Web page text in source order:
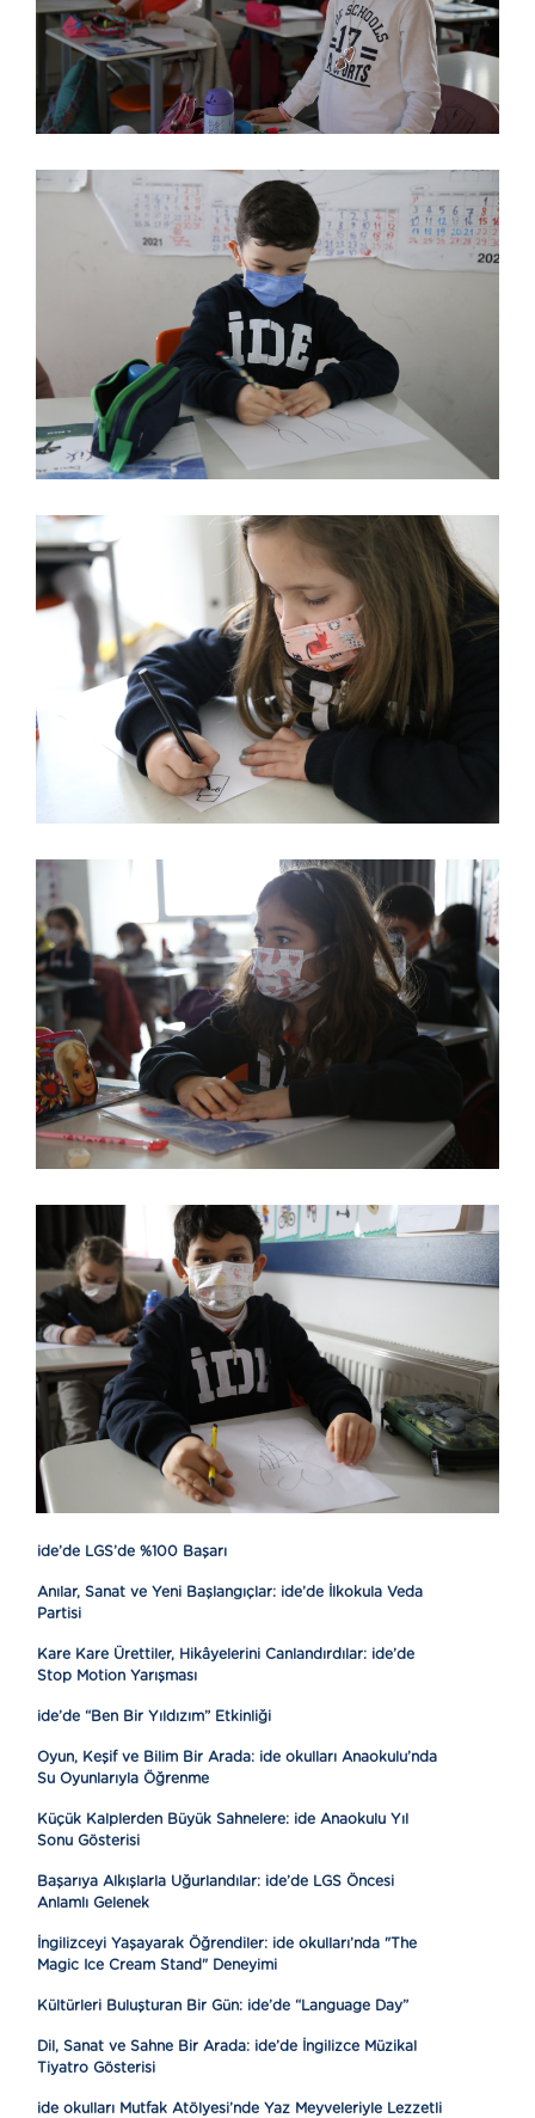
ide’de LGS’de %100 Başarı
Anılar, Sanat ve Yeni Başlangıçlar: ide’de İlkokula Veda
Partisi
Kare Kare Ürettiler, Hikâyelerini Canlandırdılar: ide’de
Stop Motion Yarışması
ide’de “Ben Bir Yıldızım” Etkinliği
Oyun, Keşif ve Bilim Bir Arada: ide okulları Anaokulu’nda
Su Oyunlarıyla Öğrenme
Küçük Kalplerden Büyük Sahnelere: ide Anaokulu Yıl
Sonu Gösterisi
Başarıya Alkışlarla Uğurlandılar: ide’de LGS Öncesi
Anlamlı Gelenek
İngilizceyi Yaşayarak Öğrendiler: ide okulları’nda "The
Magic Ice Cream Stand" Deneyimi
Kültürleri Buluşturan Bir Gün: ide’de “Language Day”
Dil, Sanat ve Sahne Bir Arada: ide’de İngilizce Müzikal
Tiyatro Gösterisi
ide okulları Mutfak Atölyesi’nde Yaz Meyveleriyle Lezzetli